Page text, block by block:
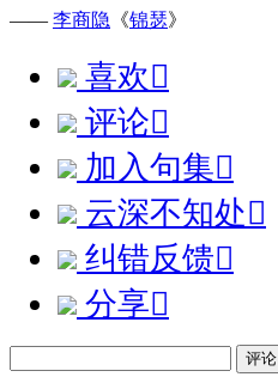
—— 李商隐 《锦瑟》
喜欢
评论
加入句集
云深不知处
纠错反馈
分享
评论